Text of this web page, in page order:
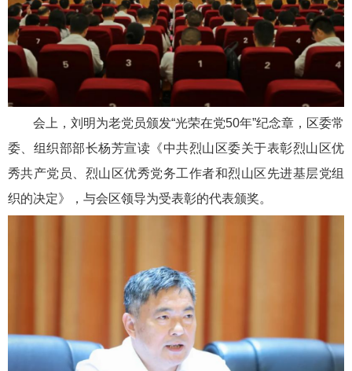
会上，刘明为老党员颁发“光荣在党50年”纪念章，区委常
委、组织部部长杨芳宣读《中共烈山区委关于表彰烈山区优
秀共产党员、烈山区优秀党务工作者和烈山区先进基层党组
织的决定》，与会区领导为受表彰的代表颁奖。